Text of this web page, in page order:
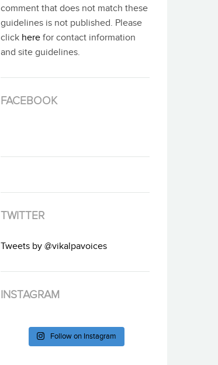
comment that does not match these
guidelines is not published. Please
click here for contact information
and site guidelines.
FACEBOOK
TWITTER
Tweets by @vikalpavoices
INSTAGRAM
Follow on Instagram